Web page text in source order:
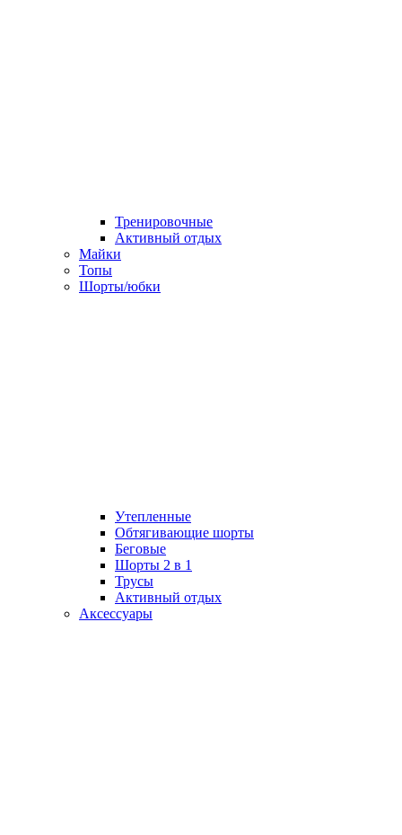
Тренировочные
Активный отдых
Майки
Топы
Шорты/юбки
Утепленные
Обтягивающие шорты
Беговые
Шорты 2 в 1
Трусы
Активный отдых
Аксессуары